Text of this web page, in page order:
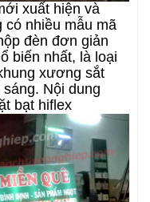
xuất hiện và
có nhiều mẫu mã
đèn đơn giản
biến nhất, là loại
xương sắt
Nội dung
bạt hiflex